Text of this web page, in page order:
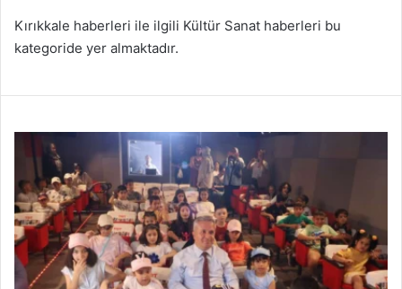
Kırıkkale haberleri ile ilgili Kültür Sanat haberleri bu
kategoride yer almaktadır.